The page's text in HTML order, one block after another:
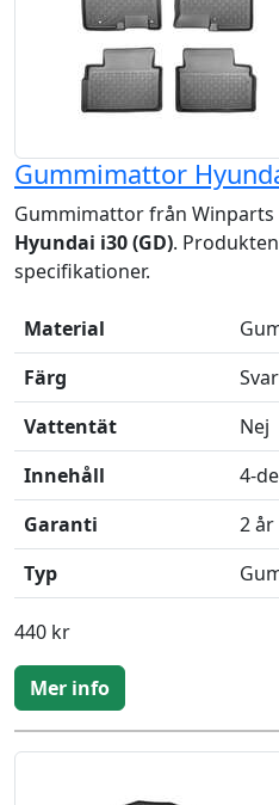
Gummimattor
Gummimattor från Winparts
Hyundai i30 (GD).
specifikationer.
Material
Färg
Vattentät
Nej
Innehåll
4-
Garanti
2 år
Typ
440 kr
Mer info